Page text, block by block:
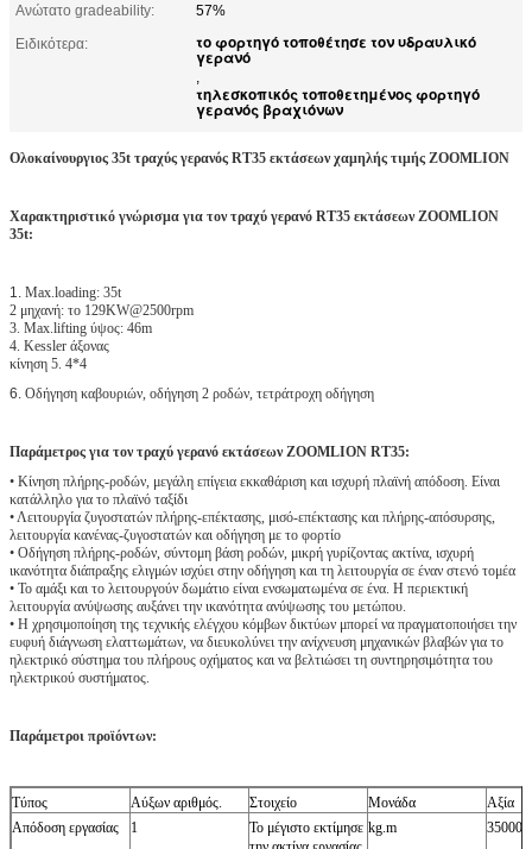
Ανώτατο gradeability:
57%
Ειδικότερα:
το φορτηγό τοποθέτησε τον υδραυλικό
γερανό
,
τηλεσκοπικός τοποθετημένος φορτηγό
γερανός βραχιόνων
Ολοκαίνουργιος 35t τραχύς γερανός RT35 εκτάσεων χαμηλής τιμής ZOOMLION
Χαρακτηριστικό γνώρισμα για τον τραχύ γερανό RT35 εκτάσεων ZOOMLION
35t:
1. Max.loading: 35t
2 μηχανή: το 129KW@2500rpm
3. Max.lifting ύψος: 46m
4. Kessler άξονας
κίνηση 5. 4*4
6. Οδήγηση καβουριών, οδήγηση 2 ροδών, τετράτροχη οδήγηση
Παράμετρος για τον τραχύ γερανό εκτάσεων ZOOMLION RT35:
• Κίνηση πλήρης-ροδών, μεγάλη επίγεια εκκαθάριση και ισχυρή πλαϊνή απόδοση. Είναι
κατάλληλο για το πλαϊνό ταξίδι
• Λειτουργία ζυγοστατών πλήρης-επέκτασης, μισό-επέκτασης και πλήρης-απόσυρσης,
λειτουργία κανένας-ζυγοστατών και οδήγηση με το φορτίο
• Οδήγηση πλήρης-ροδών, σύντομη βάση ροδών, μικρή γυρίζοντας ακτίνα, ισχυρή
ικανότητα διάπραξης ελιγμών ισχύει στην οδήγηση και τη λειτουργία σε έναν στενό τομέα
• Το αμάξι και το λειτουργούν δωμάτιο είναι ενσωματωμένα σε ένα. Η περιεκτική
λειτουργία ανύψωσης αυξάνει την ικανότητα ανύψωσης του μετώπου.
• Η χρησιμοποίηση της τεχνικής ελέγχου κόμβων δικτύων μπορεί να πραγματοποιήσει την
ευφυή διάγνωση ελαττωμάτων, να διευκολύνει την ανίχνευση μηχανικών βλαβών για το
ηλεκτρικό σύστημα του πλήρους οχήματος και να βελτιώσει τη συντηρησιμότητα του
ηλεκτρικού συστήματος.
Παράμετροι προϊόντων:
Τύπος Αύξων αριθμός. Στοιχείο Μονάδα
Αξία
Απόδοση εργασίας
1
Το μέγιστο εκτίμησε kg.m